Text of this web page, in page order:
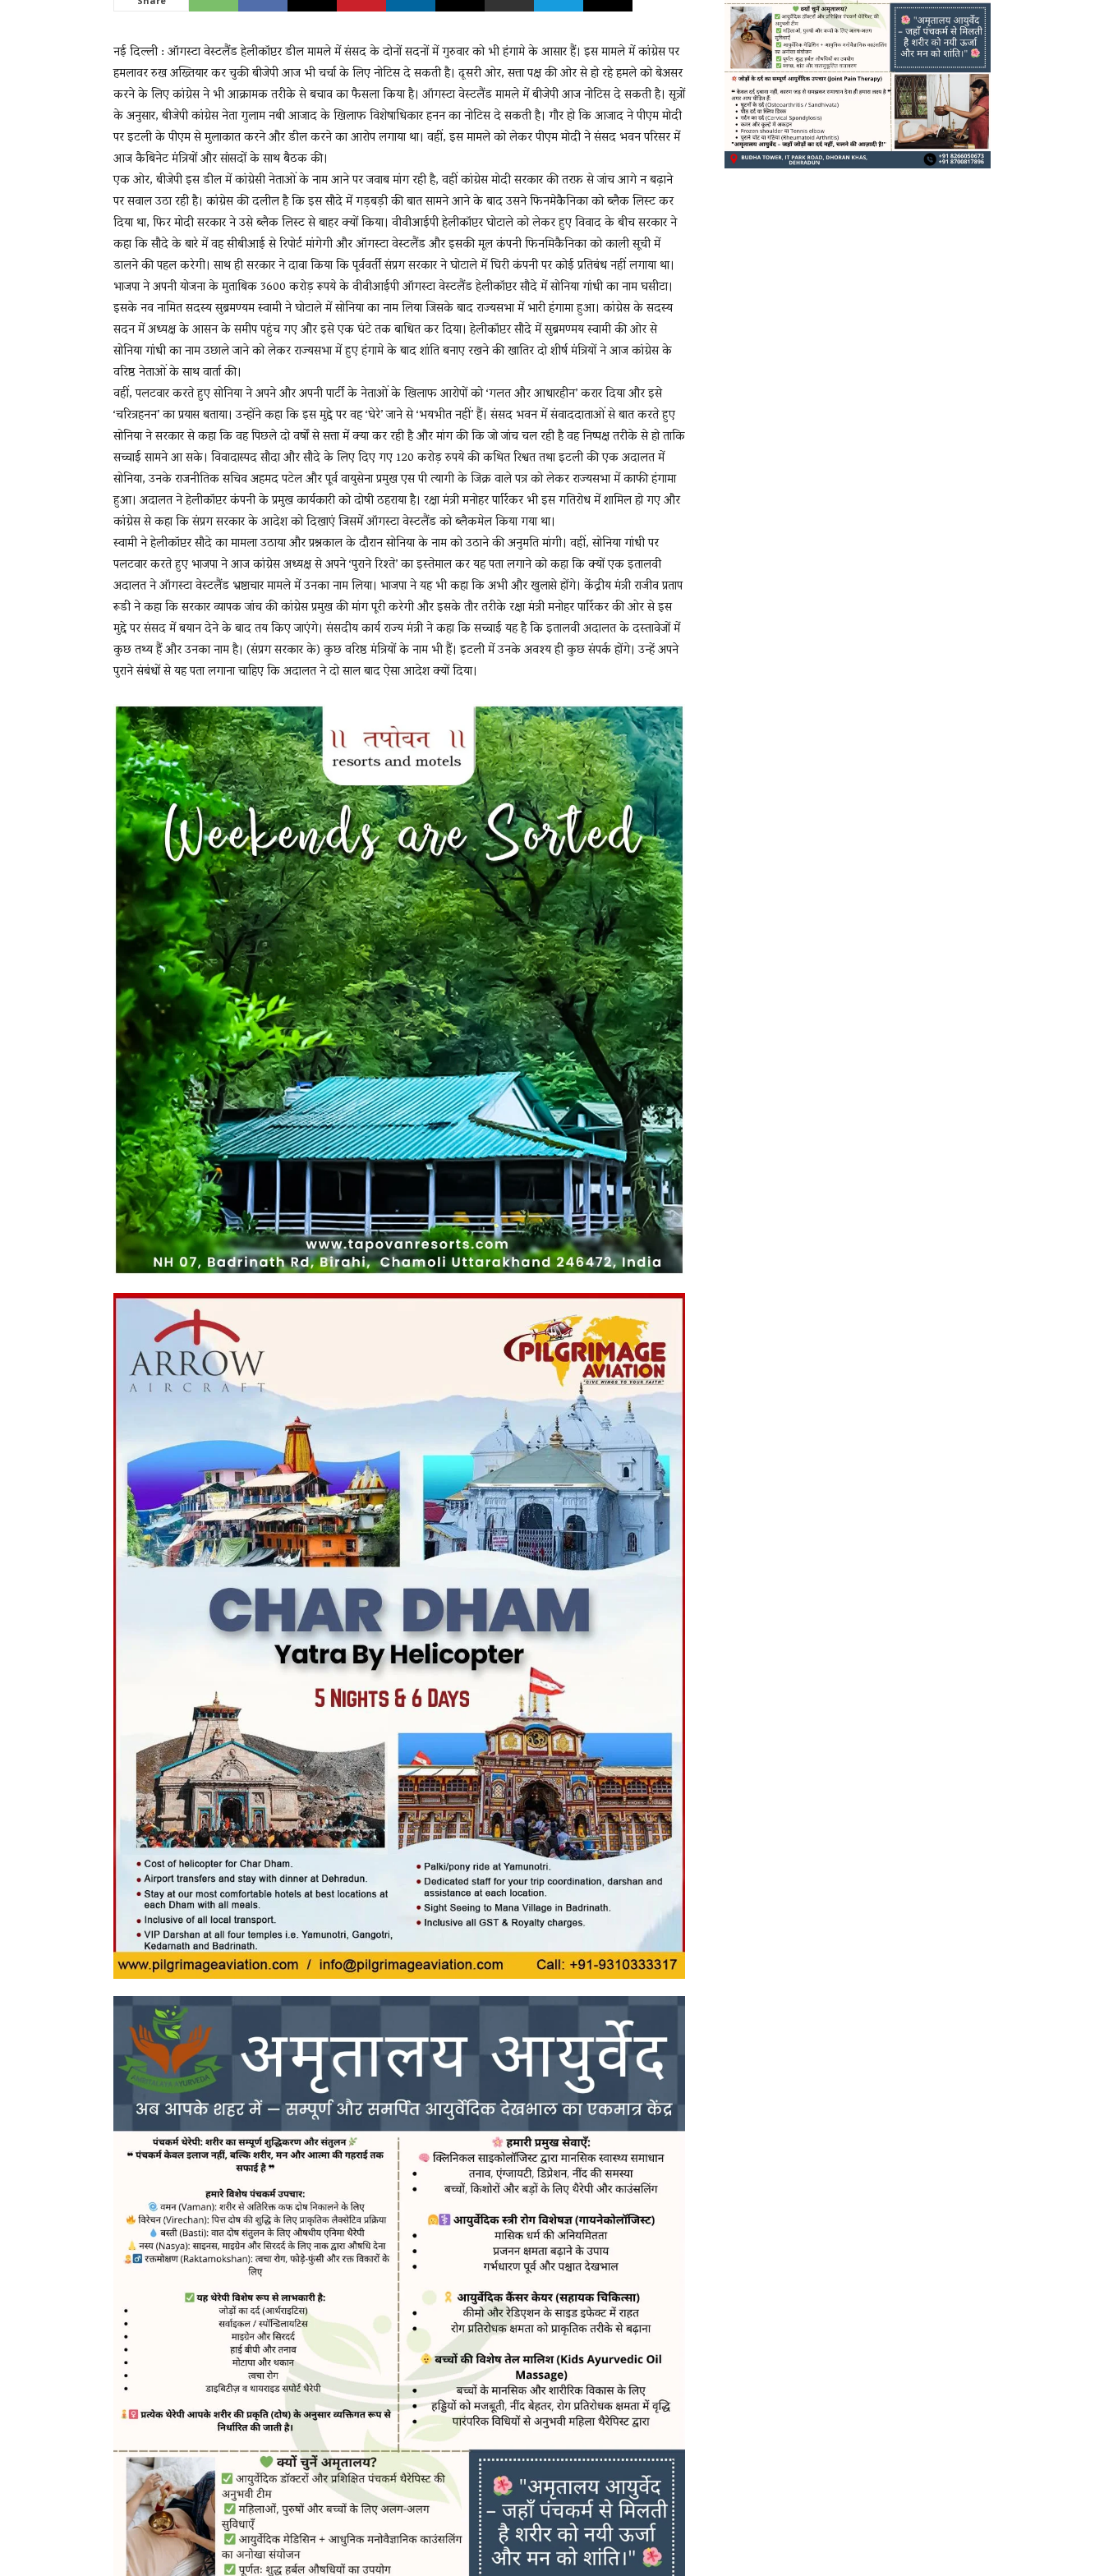
News
LIVE
नई दिल्ली : ऑगस्‍टा वेस्टलैंड हेलीकॉप्टर डील मामले में संसद के दोनों सदनों में गुरुवार को भी हंगामे के आसार हैं। इस मामले में कांग्रेस पर
हमलावर रुख अख्तियार कर चुकी बीजेपी आज भी चर्चा के लिए नोटिस दे सकती है। दूसरी ओर, सत्ता पक्ष की ओर से हो रहे हमले को बेअसर
करने के लिए कांग्रेस ने भी आक्रामक तरीके से बचाव का फैसला किया है। ऑगस्‍टा वेस्‍टलैंड मामले में बीजेपी आज नोटिस दे सकती है। सूत्रों
के अनुसार, बीजेपी कांग्रेस नेता गुलाम नबी आजाद के खिलाफ विशेषाधिकार हनन का नोटिस दे सकती है। गौर हो कि आजाद ने पीएम मोदी
पर इटली के पीएम से मुलाकात करने और डील करने का आरोप लगाया था। वहीं, इस मामले को लेकर पीएम मोदी ने संसद भवन परिसर में
आज कैबिनेट मंत्रियों और सांसदों के साथ बैठक की।
एक ओर, बीजेपी इस डील में कांग्रेसी नेताओं के नाम आने पर जवाब मांग रही है, वहीं कांग्रेस मोदी सरकार की तरफ़ से जांच आगे न बढ़ाने
पर सवाल उठा रही है। कांग्रेस की दलील है कि इस सौदे में गड़बड़ी की बात सामने आने के बाद उसने फिनमेकैनिका को ब्लैक लिस्ट कर
दिया था, फिर मोदी सरकार ने उसे ब्लैक लिस्ट से बाहर क्यों किया। वीवीआईपी हेलीकॉप्टर घोटाले को लेकर हुए विवाद के बीच सरकार ने
कहा कि सौदे के बारे में वह सीबीआई से रिपोर्ट मांगेगी और ऑगस्‍टा वेस्टलैंड और इसकी मूल कंपनी फिनमिकैनिका को काली सूची में
डालने की पहल करेगी। साथ ही सरकार ने दावा किया कि पूर्ववर्ती संप्रग सरकार ने घोटाले में घिरी कंपनी पर कोई प्रतिबंध नहीं लगाया था।
भाजपा ने अपनी योजना के मुताबिक 3600 करोड़ रूपये के वीवीआईपी ऑगस्‍टा वेस्टलैंड हेलीकॉप्टर सौदे में सोनिया गांधी का नाम घसीटा।
इसके नव नामित सदस्य सुब्रमण्यम स्वामी ने घोटाले में सोनिया का नाम लिया जिसके बाद राज्यसभा में भारी हंगामा हुआ। कांग्रेस के सदस्य
सदन में अध्यक्ष के आसन के समीप पहुंच गए और इसे एक घंटे तक बाधित कर दिया। हेलीकॉप्टर सौदे में सुब्रमण्मय स्वामी की ओर से
सोनिया गांधी का नाम उछाले जाने को लेकर राज्यसभा में हुए हंगामे के बाद शांति बनाए रखने की खातिर दो शीर्ष मंत्रियों ने आज कांग्रेस के
वरिष्ठ नेताओं के साथ वार्ता की।
वहीं, पलटवार करते हुए सोनिया ने अपने और अपनी पार्टी के नेताओं के खिलाफ आरोपों को ‘गलत और आधारहीन’ करार दिया और इसे
‘चरित्रहनन’ का प्रयास बताया। उन्होंने कहा कि इस मुद्दे पर वह ‘घेरे’ जाने से ‘भयभीत नहीं’ हैं। संसद भवन में संवाददाताओं से बात करते हुए
सोनिया ने सरकार से कहा कि वह पिछले दो वर्षों से सत्ता में क्या कर रही है और मांग की कि जो जांच चल रही है वह निष्पक्ष तरीके से हो ताकि
सच्चाई सामने आ सके। विवादास्पद सौदा और सौदे के लिए दिए गए 120 करोड़ रुपये की कथित रिश्वत तथा इटली की एक अदालत में
सोनिया, उनके राजनीतिक सचिव अहमद पटेल और पूर्व वायुसेना प्रमुख एस पी त्यागी के जिक्र वाले पत्र को लेकर राज्यसभा में काफी हंगामा
हुआ। अदालत ने हेलीकॉप्टर कंपनी के प्रमुख कार्यकारी को दोषी ठहराया है। रक्षा मंत्री मनोहर पार्रिकर भी इस गतिरोध में शामिल हो गए और
कांग्रेस से कहा कि संप्रग सरकार के आदेश को दिखाएं जिसमें ऑगस्‍टा वेस्टलैंड को ब्लैकमेल किया गया था।
स्‍वामी ने हेलीकॉप्टर सौदे का मामला उठाया और प्रश्नकाल के दौरान सोनिया के नाम को उठाने की अनुमति मांगी। वहीं, सोनिया गांधी पर
पलटवार करते हुए भाजपा ने आज कांग्रेस अध्यक्ष से अपने ‘पुराने रिश्ते’ का इस्तेमाल कर यह पता लगाने को कहा कि क्यों एक इतालवी
अदालत ने ऑगस्‍टा वेस्टलैंड भ्रष्टाचार मामले में उनका नाम लिया। भाजपा ने यह भी कहा कि अभी और खुलासे होंगे। केंद्रीय मंत्री राजीव प्रताप
रूडी ने कहा कि सरकार व्यापक जांच की कांग्रेस प्रमुख की मांग पूरी करेगी और इसके तौर तरीके रक्षा मंत्री मनोहर पार्रिकर की ओर से इस
मुद्दे पर संसद में बयान देने के बाद तय किए जाएंगे। संसदीय कार्य राज्य मंत्री ने कहा कि सच्चाई यह है कि इतालवी अदालत के दस्तावेजों में
कुछ तथ्य हैं और उनका नाम है। (संप्रग सरकार के) कुछ वरिष्ठ मंत्रियों के नाम भी हैं। इटली में उनके अवश्य ही कुछ संपर्क होंगे। उन्हें अपने
पुराने संबंधों से यह पता लगाना चाहिए कि अदालत ने दो साल बाद ऐसा आदेश क्यों दिया।